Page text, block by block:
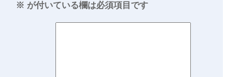
※ が付いている欄は必須項目です